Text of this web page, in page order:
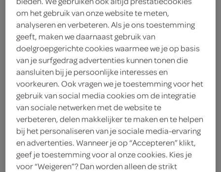
1.
45
27 Gram
Let op: aanbiedingen zijn niet zichtbaar bij de
producten, maar worden wél automatisch
verwerkt in de winkelmand.
inspiratie voor de dagelijkse maaltijd!
Klaar in een handomdraai
om het gebruik van onze website te meten,
analyseren en verbeteren. Als je ons toestemming
geeft, maken we daarnaast gebruik van
doelgroepgerichte cookies waarmee we je op basis
van je surfgedrag advertenties kunnen tonen die
aansluiten bij je persoonlijke interesses en
voorkeuren. Ook vragen we je toestemming voor het
gebruik van social media cookies om de integratie
van sociale netwerken met de website te
verbeteren, delen makkelijker te maken en te helpen
bij het personaliseren van je sociale media-ervaring
en advertenties. Wanneer je op “Accepteren” klikt,
geef je toestemming voor al onze cookies. Kies je
voor “Weigeren”? Dan worden alleen de strikt